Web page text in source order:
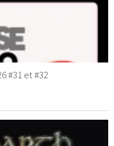
#31 et #32